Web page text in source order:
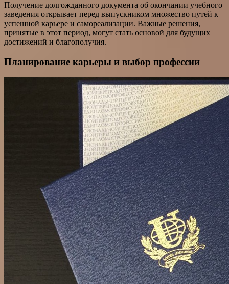
Получение долгожданного документа об окончании учебного
заведения открывает перед выпускником множество путей к
успешной карьере и самореализации. Важные решения,
принятые в этот период, могут стать основой для будущих
достижений и благополучия.
Планирование карьеры и выбор профессии